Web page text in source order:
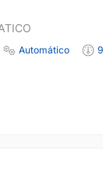
Automático